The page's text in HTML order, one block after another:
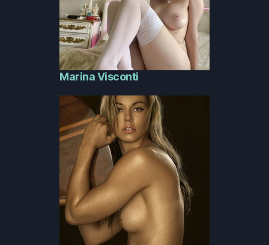
Marina Visconti